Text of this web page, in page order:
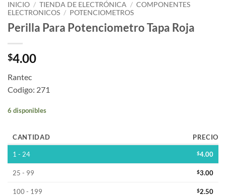
INICIO / TIENDA DE ELECTRÓNICA / COMPONENTES
ELECTRONICOS / POTENCIOMETROS
Perilla Para Potenciometro Tapa Roja
$4.00
Rantec
Codigo: 271
6 disponibles
CANTIDAD PRECIO
1 - 24 $4.00
25 - 99 $3.00
100 - 199 $2.50